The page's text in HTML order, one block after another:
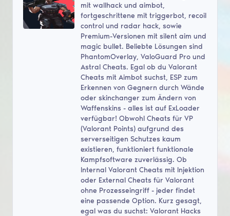
mit wallhack und aimbot,
fortgeschrittene mit triggerbot, recoil
control und radar hack, sowie
Premium-Versionen mit silent aim und
magic bullet. Beliebte Lösungen sind
PhantomOverlay, ValoGuard Pro und
Astral Cheats. Egal ob du Valorant
Cheats mit Aimbot suchst, ESP zum
Erkennen von Gegnern durch Wände
oder skinchanger zum Ändern von
Waffenskins - alles ist auf ExLoader
verfügbar! Obwohl Cheats für VP
(Valorant Points) aufgrund des
serverseitigen Schutzes kaum
existieren, funktioniert funktionale
Kampfsoftware zuverlässig. Ob
Internal Valorant Cheats mit Injektion
oder External Cheats für Valorant
ohne Prozesseingriff - jeder findet
eine passende Option. Kurz gesagt,
egal was du suchst: Valorant Hacks